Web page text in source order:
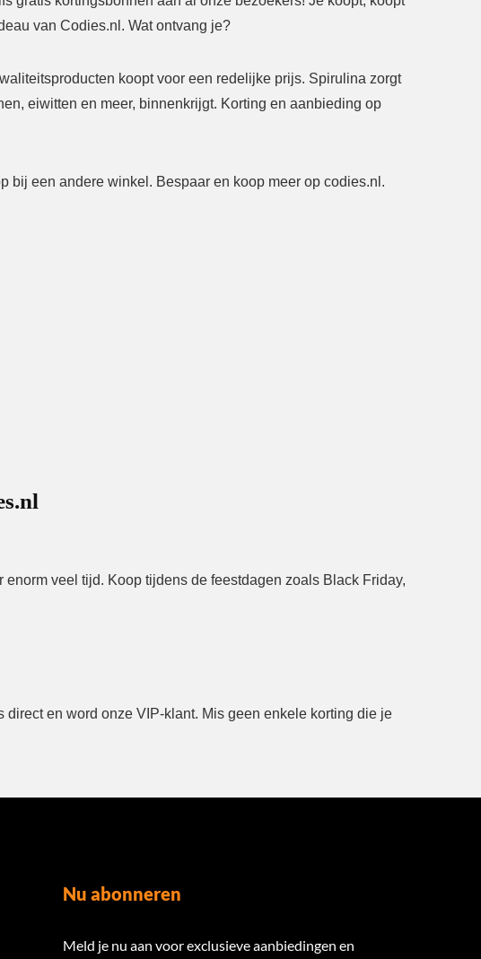
van Codies.nl. Wat ontvang je?
koopt voor een redelijke prijs. Spirulina zorgt
eiwitten en meer, binnenkrijgt. Korting en aanbieding op
bij een andere winkel. Bespaar en koop meer op codies.nl.
veel tijd. Koop tijdens de feestdagen zoals Black Friday,
en word onze VIP-klant. Mis geen enkele korting die je
Nu abonneren
Meld je nu aan voor exclusieve aanbiedingen en